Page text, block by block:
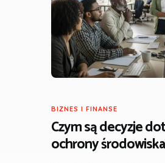
BIZNES I FINANSE
Czym są decyzje
ochrony